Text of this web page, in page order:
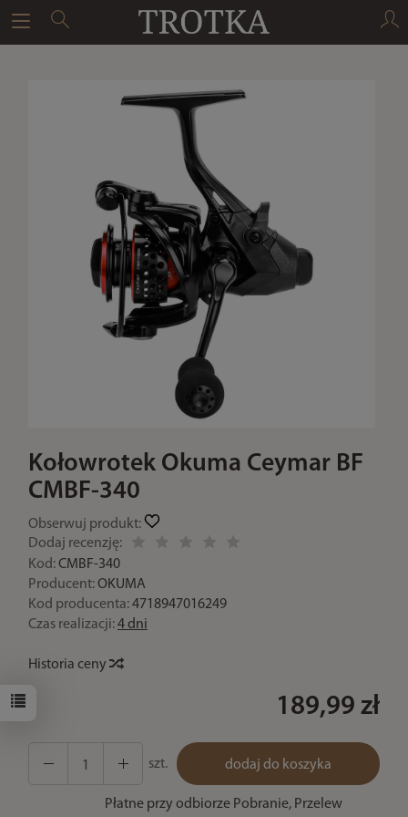
Kołowrotek Okuma Ceymar BF
CMBF-340
Obserwuj produkt:
Dodaj recenzję:
Kod:CMBF-340
Producent:OKUMA
Kod producenta:4718947016249
Czas realizacji:4 dni
Historia ceny
189,99 zł
szt. dodaj do koszyka
Płatne przy odbiorze Pobranie, Przelew